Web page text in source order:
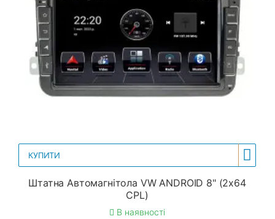
КУПИТИ
Штатна Автомагнітола VW ANDROID 8" (2x64
CPL)
В наявності